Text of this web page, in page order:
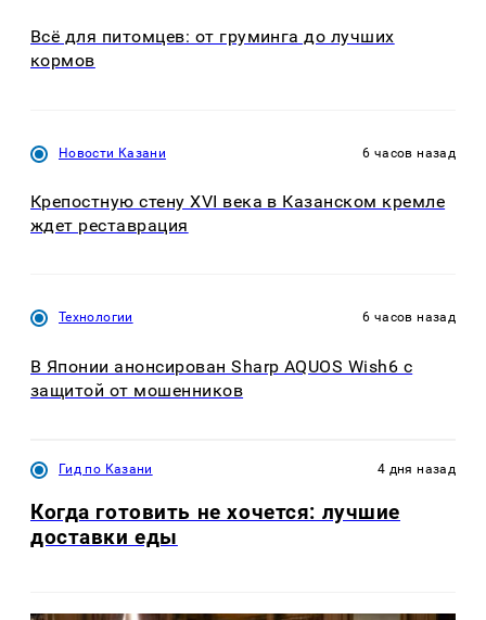
Всё для питомцев: от груминга до лучших
кормов
Новости Казани 6 часов назад
Крепостную стену XVI века в Казанском кремле
ждет реставрация
Технологии 6 часов назад
В Японии анонсирован Sharp AQUOS Wish6 с
защитой от мошенников
Гид по Казани 4 дня назад
Когда готовить не хочется: лучшие
доставки еды